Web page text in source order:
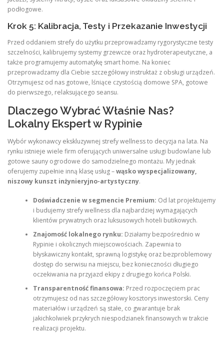
podłogowe.
Krok 5: Kalibracja, Testy i Przekazanie Inwestycji
Przed oddaniem strefy do użytku przeprowadzamy rygorystyczne testy
szczelności, kalibrujemy systemy grzewcze oraz hydroterapeutyczne, a
także programujemy automatykę smart home. Na koniec
przeprowadzamy dla Ciebie szczegółowy instruktaż z obsługi urządzeń.
Otrzymujesz od nas gotowe, lśniące czystością domowe SPA, gotowe
do pierwszego, relaksującego seansu.
Dlaczego Wybrać Właśnie Nas?
Lokalny Ekspert w Rypinie
Wybór wykonawcy ekskluzywnej strefy wellness to decyzja na lata. Na
rynku istnieje wiele firm oferujących uniwersalne usługi budowlane lub
gotowe sauny ogrodowe do samodzielnego montażu. My jednak
oferujemy zupełnie inną klasę usług –wąsko wyspecjalizowany,
niszowy kunszt inżynieryjno-artystyczny.
Doświadczenie w segmencie Premium: Od lat projektujemy
i budujemy strefy wellness dla najbardziej wymagających
klientów prywatnych oraz luksusowych hoteli butikowych.
Znajomość lokalnego rynku: Działamy bezpośrednio w
Rypinie i okolicznych miejscowościach. Zapewnia to
błyskawiczny kontakt, sprawną logistykę oraz bezproblemowy
dostęp do serwisu na miejscu, bez konieczności długiego
oczekiwania na przyjazd ekipy z drugiego końca Polski.
Transparentność finansowa: Przed rozpoczęciem prac
otrzymujesz od nas szczegółowy kosztorys inwestorski. Ceny
materiałów i urządzeń są stałe, co gwarantuje brak
jakichkolwiek przykrych niespodzianek finansowych w trakcie
realizacji projektu.